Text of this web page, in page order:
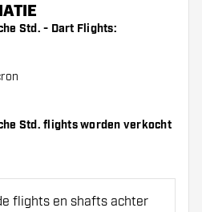
Std. - Dart Flights:
Std. flights worden verkocht
flights en shafts achter